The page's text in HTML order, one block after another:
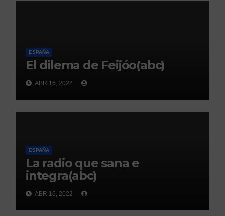
ESPAÑA
El dilema de Feijóo(abc)
ABR 16, 2022
ESPAÑA
La radio que sana e
integra(abc)
ABR 16, 2022